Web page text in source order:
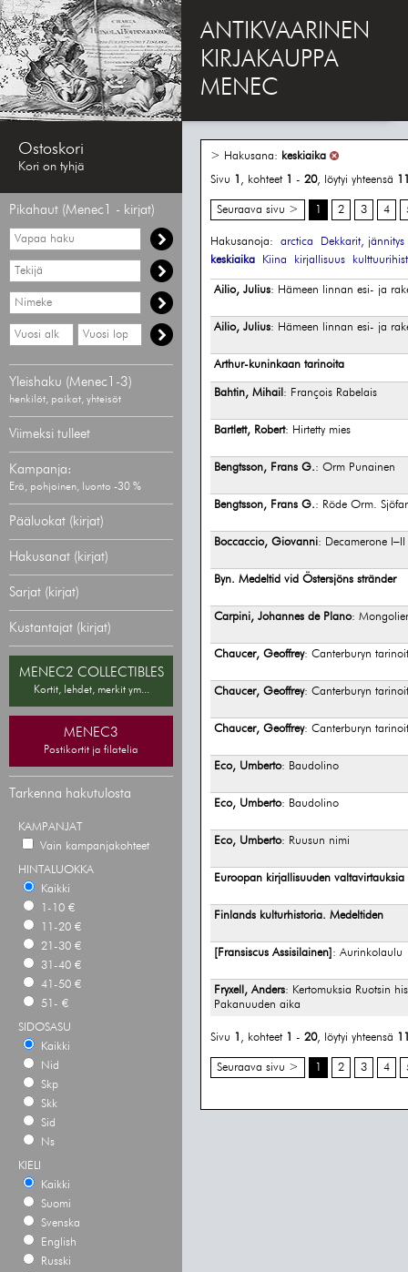
ANTIKVAARINEN
KIRJAKAUPPA
MENEC
Ostoskori
Kori on tyhjä
Pikahaut (Menec1 - kirjat)
Vapaa
haku
Hae
tekijää
Hae
nimekettä
Hae
vähimmäisvuosi
Hae
enimmäisvuosi
Yleishaku (Menec1-3)
henkilöt, paikat, yhteisöt
Viimeksi tulleet
Kampanja:
Erä, pohjoinen, luonto -30 %
Pääluokat (kirjat)
Hakusanat (kirjat)
Sarjat (kirjat)
Kustantajat (kirjat)
MENEC2 COLLECTIBLES
Kortit, lehdet, merkit ym...
MENEC3
Postikortit ja filatelia
Tarkenna hakutulosta
KAMPANJAT
Vain kampanjakohteet
HINTALUOKKA
Kaikki
1-10 €
11-20 €
21-30 €
31-40 €
41-50 €
51- €
SIDOSASU
Kaikki
Nid
Skp
Skk
Sid
Ns
KIELI
Kaikki
Suomi
Svenska
English
Russki
> Hakusana: keskiaika
Sivu 1 , kohteet 1 - 20, löytyi yhteensä
Seuraava sivu > 1 2 3 4
Hakusanoja: arctica
Dekkarit, jännitys
keskiaika
Kiina kirjallisuus
Ailio, Julius: Hämeen linnan esi- ja
Ailio, Julius: Hämeen linnan esi- ja
Arthur-kuninkaan tarinoita
Bahtin, Mihail : François Rabelais
Bartlett, Robert: Hirtetty mies
Bengtsson, Frans G.: Orm Punainen
Bengtsson, Frans G.: Röde Orm.
Boccaccio, Giovanni: Decamerone I–II
Byn. Medeltid vid Östersjöns stränder
Carpini, Johannes de Plano:
Chaucer, Geoffrey: Canterburyn
Chaucer, Geoffrey: Canterburyn
Chaucer, Geoffrey: Canterburyn
Eco, Umberto: Baudolino
Eco, Umberto: Baudolino
Eco, Umberto: Ruusun nimi
Euroopan kirjallisuuden valtavirtauksia
Finlands kulturhistoria. Medeltiden
[Fransiscus Assisilainen] : Aurinkolaulu
Fryxell, Anders: Kertomuksia Ruotsin
Pakanuuden aika
Sivu 1 , kohteet 1 - 20, löytyi yhteensä
Seuraava sivu > 1 2 3 4